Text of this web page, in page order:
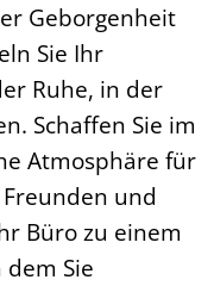
Geborgenheit
Sie Ihr
Ruhe, in der
Schaffen Sie im
Atmosphäre für
und
Büro zu einem
Sie